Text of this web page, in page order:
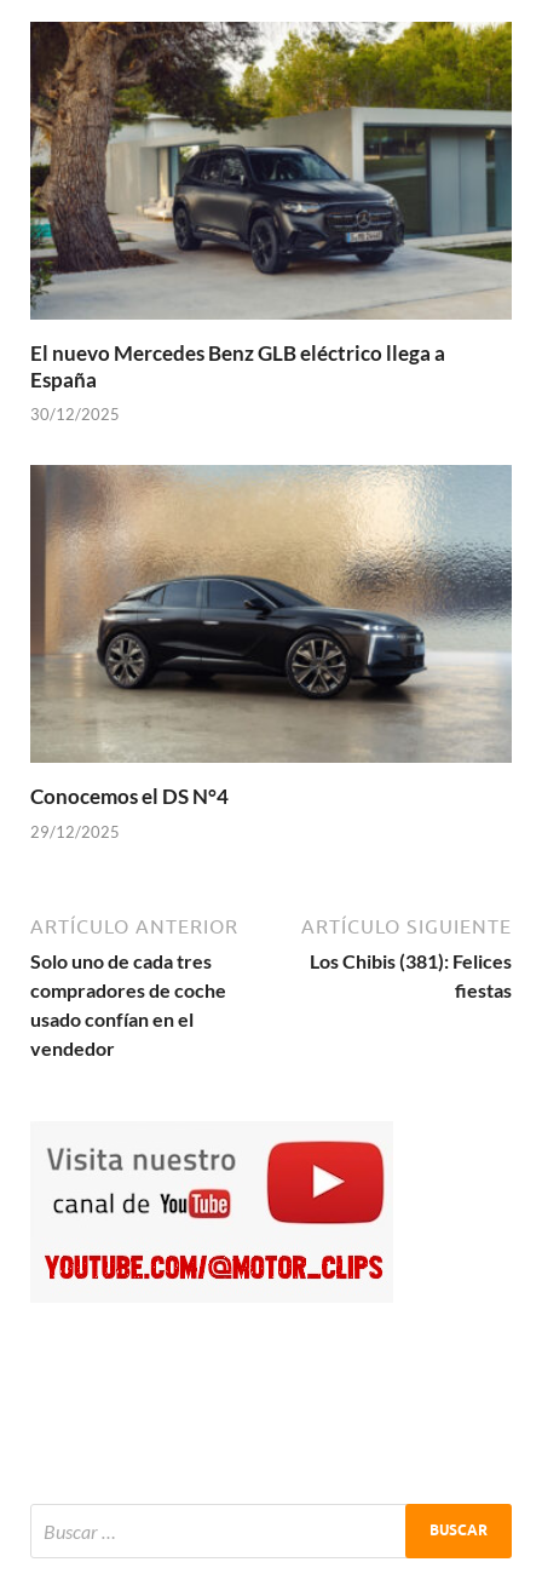
El nuevo Mercedes Benz GLB eléctrico llega a
España
30/12/2025
Conocemos el DS N°4
29/12/2025
ARTÍCULO ANTERIOR
Solo uno de cada tres
compradores de coche
usado confían en el
vendedor
ARTÍCULO SIGUIENTE
Los Chibis (381): Felices
fiestas